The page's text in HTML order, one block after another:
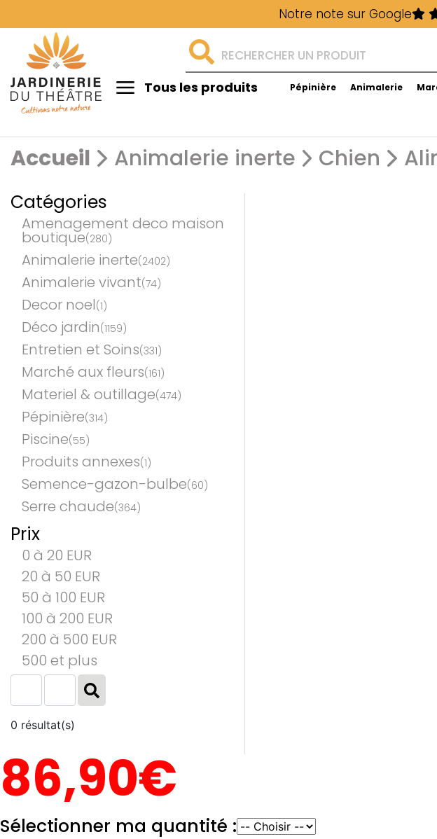
Notre note sur Google
Tous les produits Pépinière Animalerie
Accueil Animalerie inerte Chien
Catégories
Amenagement deco maison
boutique(280)
Animalerie inerte(2402)
Animalerie vivant(74)
Decor noel(1)
Déco jardin(1159)
Entretien et Soins(331)
Marché aux fleurs(161)
Materiel & outillage(474)
Pépinière(314)
Piscine(55)
Produits annexes(1)
Semence-gazon-bulbe(60)
Serre chaude(364)
Prix
0 à 20 EUR
20 à 50 EUR
50 à 100 EUR
100 à 200 EUR
200 à 500 EUR
500 et plus
0 résultat(s)
86,90€
Sélectionner ma quantité :